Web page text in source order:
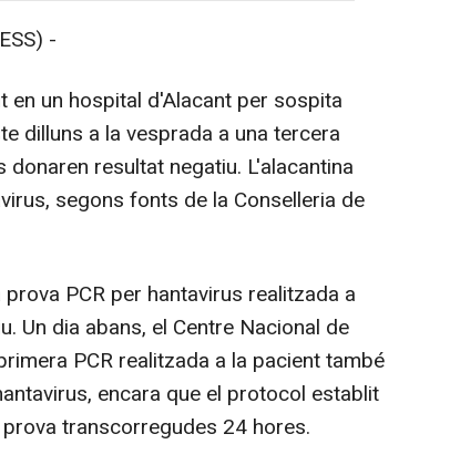
-
en un hospital d'Alacant per sospita
dilluns a la vesprada a una tercera
resultat negatiu. L'alacantina
segons fonts de la Conselleria de
PCR per hantavirus realitzada a
Un dia abans, el Centre Nacional de
PCR realitzada a la pacient també
encara que el protocol establit
transcorregudes 24 hores.